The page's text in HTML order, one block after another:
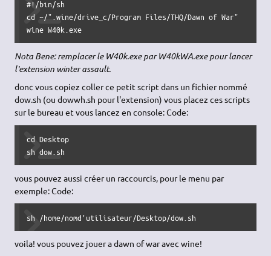
#!/bin/sh
cd ~/".wine/drive_c/Program Files/THQ/Dawn of War"
wine W40k.exe
Nota Bene: remplacer le W40k.exe par W40kWA.exe pour lancer
l'extension winter assault.
donc vous copiez coller ce petit script dans un fichier nommé
dow.sh (ou dowwh.sh pour l'extension) vous placez ces scripts
sur le bureau et vous lancez en console: Code:
cd Desktop
sh dow.sh
vous pouvez aussi créer un raccourcis, pour le menu par
exemple: Code:
sh /home/nomd'utilisateur/Desktop/dow.sh
voila! vous pouvez jouer a dawn of war avec wine!